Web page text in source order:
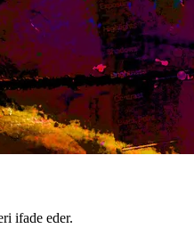
ifade eder.